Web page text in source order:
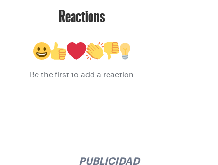
Reactions
Be the first to add a reaction
PUBLICIDAD